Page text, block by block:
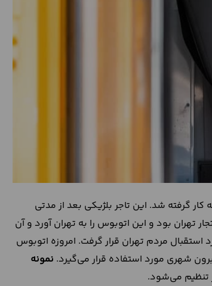
گرفته شد. این تاجر بلژیکی بعد از مدتی
تهران بود و این اتوبوس را به تهران آورد و آن
مردم تهران قرار گرفت. امروزه اتوبوس
شهری مورد استفاده قرار می‌گیرد. نمونه
تنظیم می‌شود.